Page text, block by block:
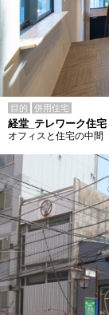
目的 併用住宅
経堂_テレワーク住宅
オフィスと住宅の中間